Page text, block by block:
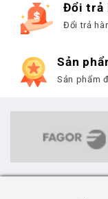
Đổi trả
Đổi trả
Sản
Sản phẩm